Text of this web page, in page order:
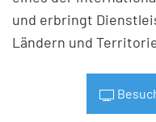
und erbringt
Ländern und